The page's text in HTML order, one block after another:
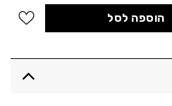
הוספה לסל